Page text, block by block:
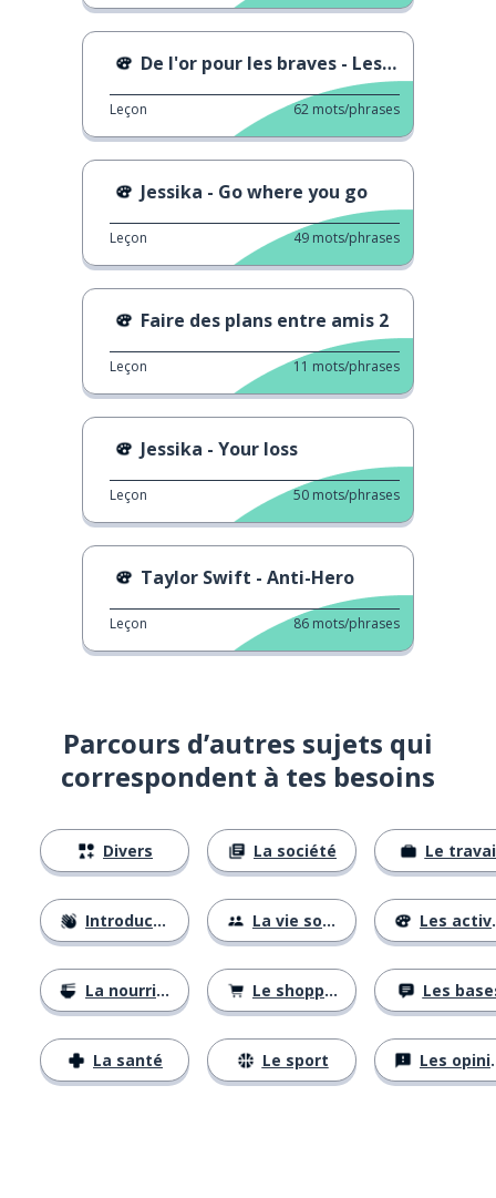
De l'or pour les braves - Les ondes négatives
Leçon 62 mots/phrases
Jessika - Go where you go
Leçon 49 mots/phrases
Faire des plans entre amis 2
Leçon 11 mots/phrases
Jessika - Your loss
Leçon 50 mots/phrases
Taylor Swift - Anti-Hero
Leçon 86 mots/phrases
Parcours d’autres sujets qui
correspondent à tes besoins
Divers
Introductions
La nourriture
La santé
La société
La vie sociale
Le shopping
Le sport
Le
Les activités
Les
Les opinions